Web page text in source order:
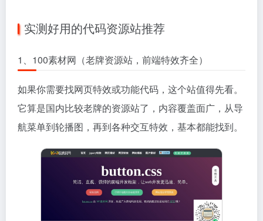
实测好用的代码资源站推荐
1、100素材网（老牌资源站，前端特效齐全）
如果你需要找网页特效或功能代码，这个站值得先看。
它算是国内比较老牌的资源站了，内容覆盖面广，从导
航菜单到轮播图，再到各种交互特效，基本都能找到。